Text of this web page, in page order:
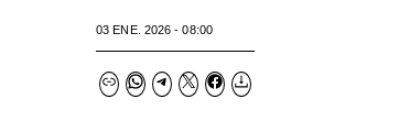
03 ENE. 2026 - 08:00